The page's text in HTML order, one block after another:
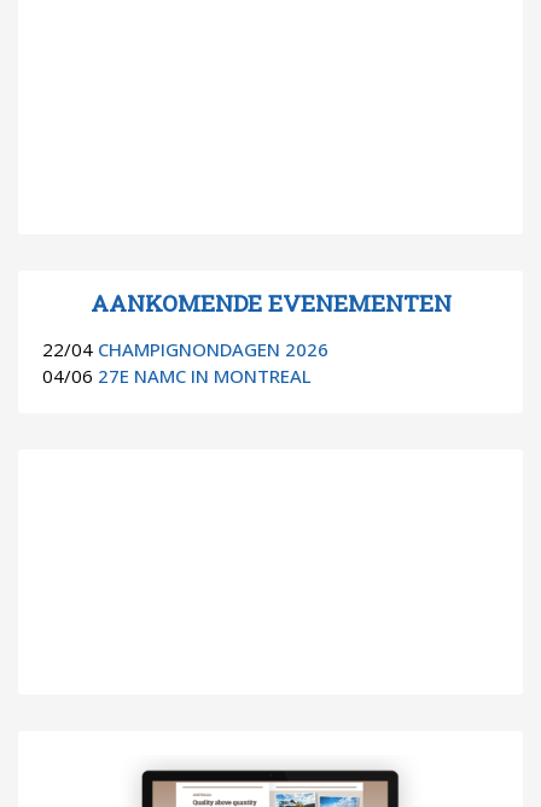
AANKOMENDE EVENEMENTEN
22/04 CHAMPIGNONDAGEN 2026
04/06 27E NAMC IN MONTREAL